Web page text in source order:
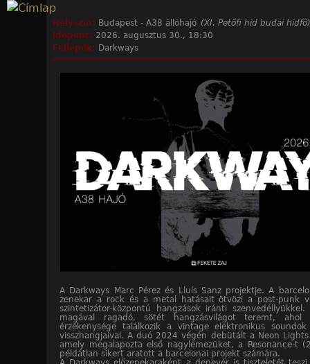
Helyszín: Budapest - A38 állóhajó (XI. Petőfi híd budai hídfő)
Időpont: 2026. augusztus 30., 18:30
Fellépők: Darkways
A Darkways Marc Pérez és Lluís Sanz projektje. A
zenekar a rock és a metal hatásait ötvözi a post-punk
szintetizátor-központú hangzások iránti
magával ragadó, sötét hangzásvilágot teremt, ahol
érzékenysége találkozik a vintage elektronikus soundok
visszhangjaival. A duó 2024 végén debütált a Neon Lights
amely megalapozta első nagylemezüket, a Resonance-t
példátlan sikert aratott a barcelonai projekt számára.